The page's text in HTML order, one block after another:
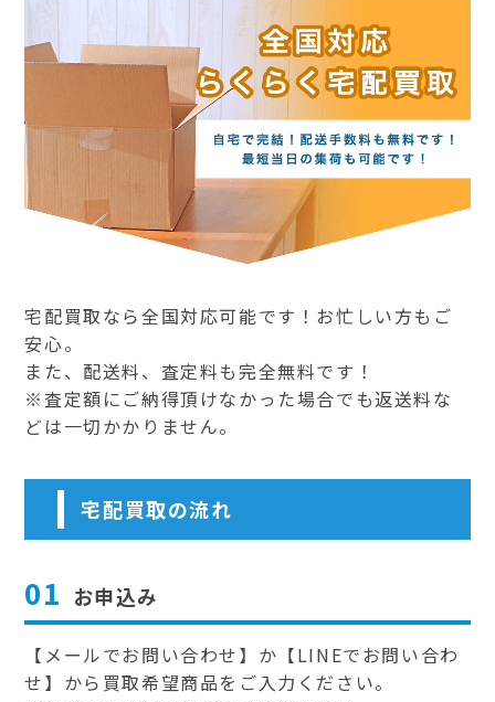
宅配買取なら全国対応可能です！お忙しい方もご
安心。
また、配送料、査定料も完全無料です！
※査定額にご納得頂けなかった場合でも返送料な
どは一切かかりません。
宅配買取の流れ
01 お申込み
【メールでお問い合わせ】か【LINEでお問い合わ
せ】から買取希望商品をご入力ください。